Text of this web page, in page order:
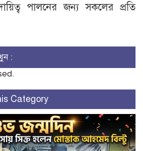
পালনের জন্য সকলের প্রতি
:
Category